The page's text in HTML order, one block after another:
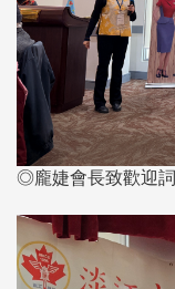
◎龐婕會長致歡迎詞